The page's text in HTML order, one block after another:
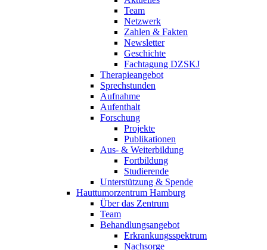
Team
Netzwerk
Zahlen & Fakten
Newsletter
Geschichte
Fachtagung DZSKJ
Therapieangebot
Sprechstunden
Aufnahme
Aufenthalt
Forschung
Projekte
Publikationen
Aus- & Weiterbildung
Fortbildung
Studierende
Unterstützung & Spende
Hauttumorzentrum Hamburg
Über das Zentrum
Team
Behandlungsangebot
Erkrankungsspektrum
Nachsorge